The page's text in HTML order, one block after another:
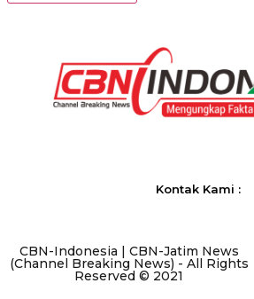
Kontak Kami :
CBN-Indonesia | CBN-Jatim News
(Channel Breaking News) - All Rights
Reserved © 2021